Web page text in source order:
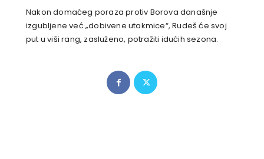
Nakon domaćeg poraza protiv Borova današnje
izgubljene već „dobivene utakmice“, Rudeš će svoj
put u viši rang, zasluženo, potražiti idućih sezona.